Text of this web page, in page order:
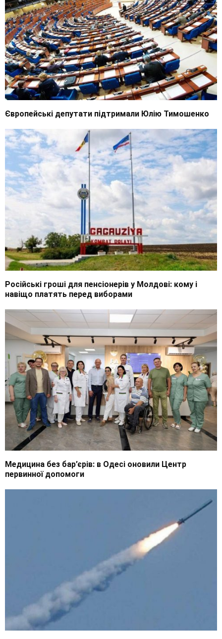
Європейські депутати підтримали Юлію Тимошенко
Російські гроші для пенсіонерів у Молдові: кому і
навіщо платять перед виборами
Медицина без бар’єрів: в Одесі оновили Центр
первинної допомоги